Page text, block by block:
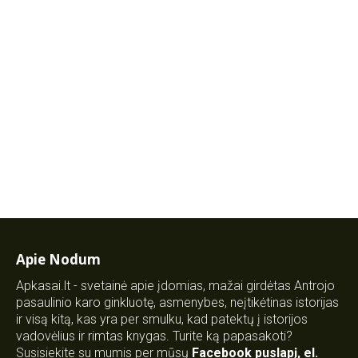
Apie Nodum
Apkasai.lt - svetainė apie įdomias, mažai girdėtas Antrojo
pasaulinio karo ginkluotę, asmenybes, neįtikėtinas istorijas
ir visą kitą, kas yra per smulku, kad patektų į istorijos
vadovėlius ir rimtas knygas. Turite ką papasakoti?
Susisiekite su mumis per mūsų Facebook puslapį, el.